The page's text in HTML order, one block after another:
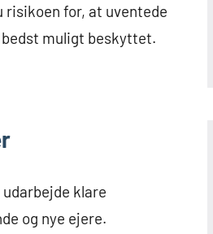
risikoen for, at uventede
muligt beskyttet.
klare
og nye ejere.